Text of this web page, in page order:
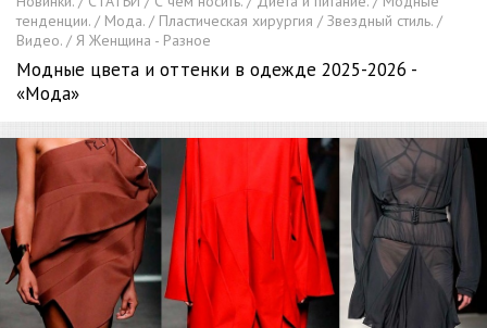
тенденции. / Мода. / Пластическая хирургия / Звездный стиль. /
Видео. / Я Женщина - Разное
Модные цвета и оттенки в одежде 2025-2026 -
«Мода»